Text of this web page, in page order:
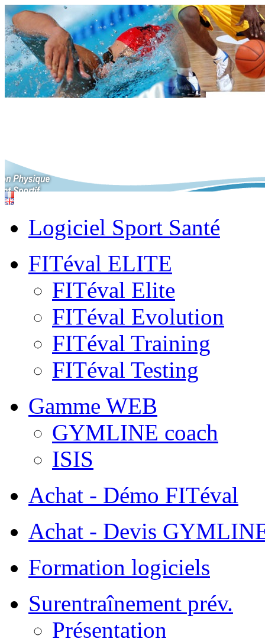
Logiciel Sport Santé
FITéval ELITE
FITéval Elite
FITéval Evolution
FITéval Training
FITéval Testing
Gamme WEB
GYMLINE coach
ISIS
Achat - Démo FITéval
Achat - Devis
Formation logiciels
Surentraînement prév.
Présentation